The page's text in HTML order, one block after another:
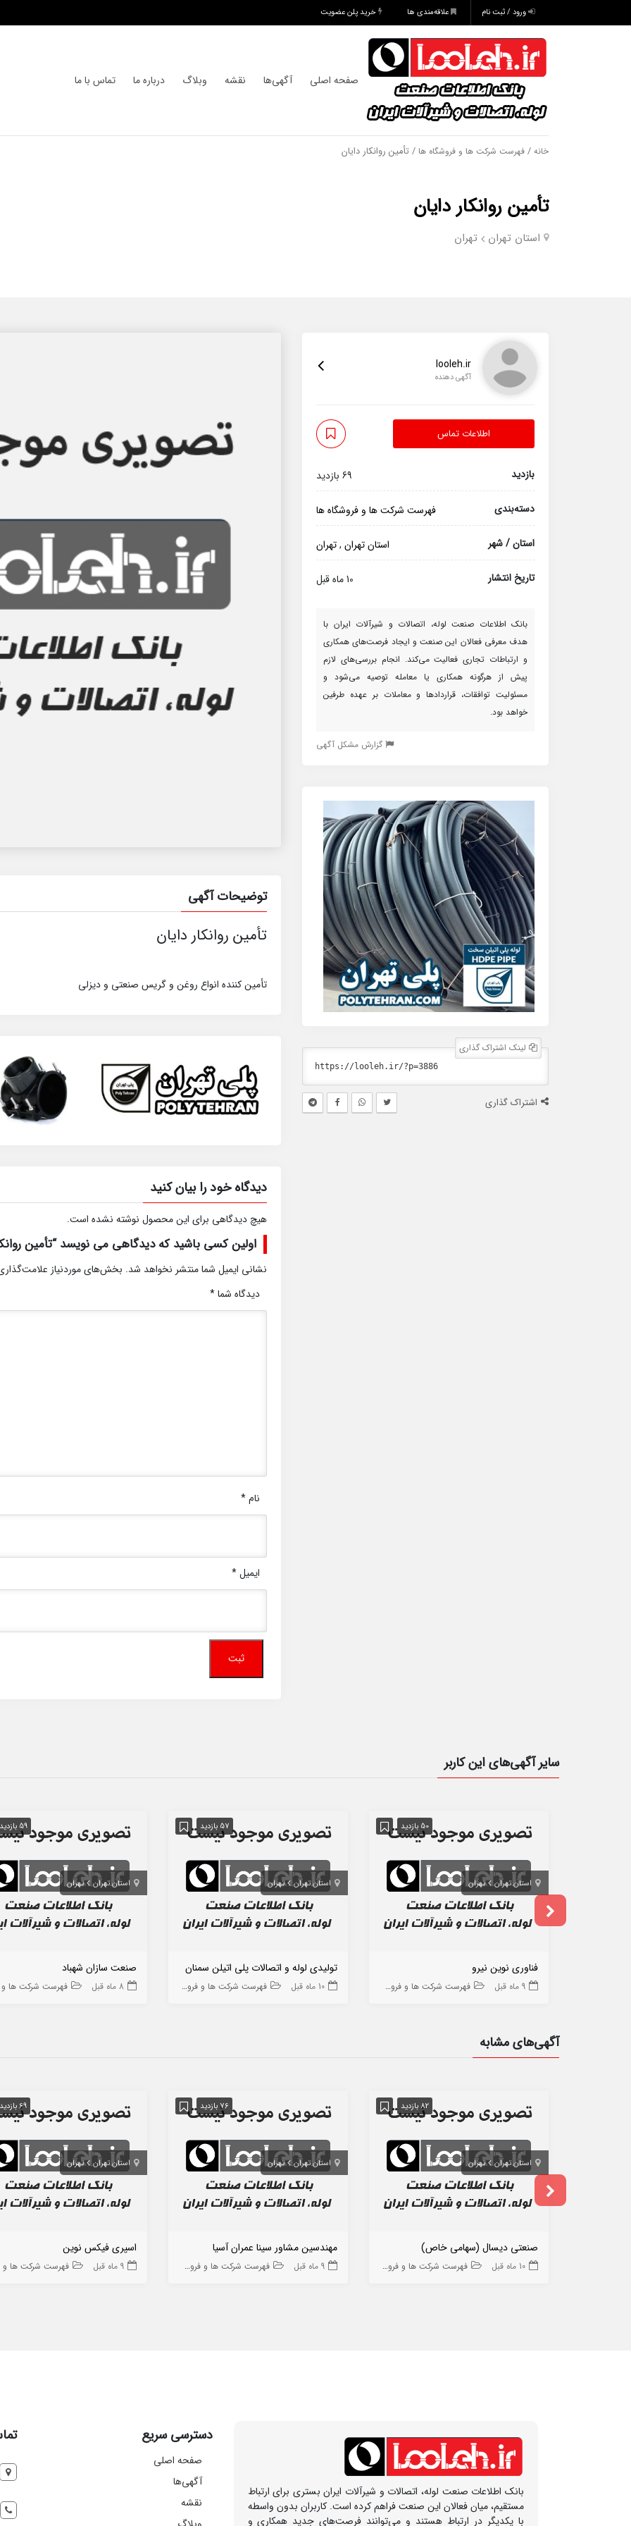
ورود / ثبت نام علاقه‌مندی ها خرید پلن عضویت
صفحه اصلی آگهی‌ها نقشه وبلاگ درباره ما تماس با ما
خانه / فهرست شرکت ها و فروشگاه ها / تأمین روانکار دایان
تأمین روانکار دایان
استان تهران تهران
looleh.ir
آگهی دهنده
اطلاعات تماس
بازدید 69 بازدید
دسته‌بندی فهرست شرکت ها و فروشگاه ها
استان / شهر استان تهران ,تهران
تاریخ انتشار 10 ماه قبل
بانک اطلاعات صنعت لوله، اتصالات و شیرآلات ایران با
هدف معرفی فعالان این صنعت و ایجاد فرصت‌های همکاری
و ارتباطات تجاری فعالیت می‌کند. انجام بررسی‌های لازم
پیش از هرگونه همکاری یا معامله توصیه می‌شود و
مسئولیت توافقات، قراردادها و معاملات بر عهده طرفین
خواهد بود.
گزارش مشکل آگهی
لینک اشتراک گذاری
اشتراک گذاری
توضیحات آگهی
تأمین روانکار دایان
تأمین کننده انواع روغن و گریس صنعتی و دیزلی
دیدگاه خود را بیان کنید
هیچ دیدگاهی برای این محصول نوشته نشده است.
اولین کسی باشید که دیدگاهی می نویسد “تأمین
نشانی ایمیل شما منتشر نخواهد شد. بخش‌های موردنیاز
دیدگاه شما*
نام*
ایمیل*
سایر آگهی‌های این کاربر
50 بازدید
استان تهران تهران
فناوری نوین نیرو
9 ماه قبل فهرست شرکت ها و فروشگاه ها
57 بازدید
استان تهران تهران
تولیدی لوله و اتصالات پلی اتیلن سمنان
10 ماه قبل فهرست شرکت ها و فروشگاه ها
59 بازدید
استان تهران تهران
صنعت سازان شهباد
8 ماه قبل فهرست شرکت ها و
آگهی‌های مشابه
82 بازدید
استان تهران تهران
صنعتی دیسال (سهامی خاص)
10 ماه قبل فهرست شرکت ها و فروشگاه ها
76 بازدید
استان تهران تهران
مهندسین مشاور سینا عمران آسیا
9 ماه قبل فهرست شرکت ها و فروشگاه ها
69 بازدید
استان تهران تهران
اسپری فیکس نوین
9 ماه قبل فهرست شرکت ها و
بانک اطلاعات صنعت لوله، اتصالات و شیرآلات ایران بستری برای ارتباط
مستقیم، میان فعالان این صنعت فراهم کرده است. کاربران بدون واسطه
با یکدیگر در ارتباط هستند و می‌توانند فرصت‌های جدید همکاری و
دسترسی سریع
صفحه اصلی
آگهی‌ها
نقشه